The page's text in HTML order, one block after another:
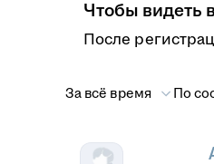
Чтобы видеть
После
За всё время По